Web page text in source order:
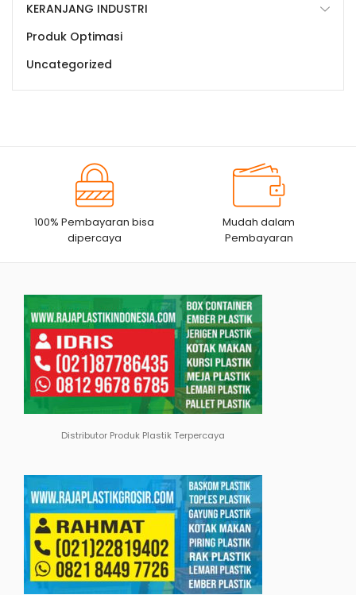
KERANJANG INDUSTRI
Produk Optimasi
Uncategorized
100% Pembayaran bisa
dipercaya
Mudah dalam
Pembayaran
Distributor Produk Plastik Terpercaya